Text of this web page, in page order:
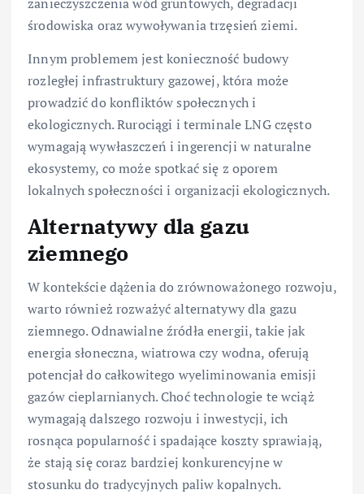
środowiska oraz wywoływania trzęsień ziemi.
Innym problemem jest konieczność budowy
rozległej infrastruktury gazowej, która może
prowadzić do konfliktów społecznych i
ekologicznych. Rurociągi i terminale LNG często
wymagają wywłaszczeń i ingerencji w naturalne
ekosystemy, co może spotkać się z oporem
lokalnych społeczności i organizacji ekologicznych.
Alternatywy dla gazu
ziemnego
W kontekście dążenia do zrównoważonego rozwoju,
warto również rozważyć alternatywy dla gazu
ziemnego. Odnawialne źródła energii, takie jak
energia słoneczna, wiatrowa czy wodna, oferują
potencjał do całkowitego wyeliminowania emisji
gazów cieplarnianych. Choć technologie te wciąż
wymagają dalszego rozwoju i inwestycji, ich
rosnąca popularność i spadające koszty sprawiają,
że stają się coraz bardziej konkurencyjne w
stosunku do tradycyjnych paliw kopalnych.